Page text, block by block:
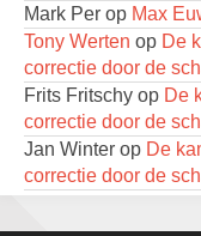
28 augustus 2026 · Assen
KC Open
28 augustus 2026 ·
11e Goirles
28 augustus 2026 · Goirle
Mark Per op Max
Tony Werten op De
correctie door de
Frits Fritschy op De
correctie door de
Jan Winter op De
correctie door de
lezen?